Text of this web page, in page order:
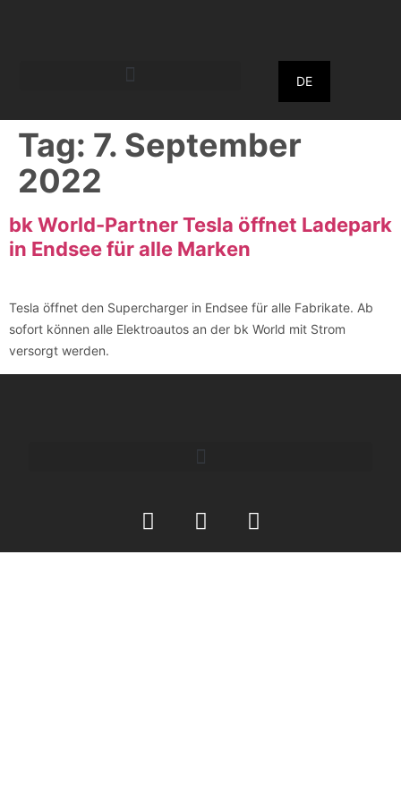
DE
Tag: 7. September
2022
bk World-Partner Tesla öffnet Ladepark
in Endsee für alle Marken
Tesla öffnet den Supercharger in Endsee für alle Fabrikate. Ab
sofort können alle Elektroautos an der bk World mit Strom
versorgt werden.